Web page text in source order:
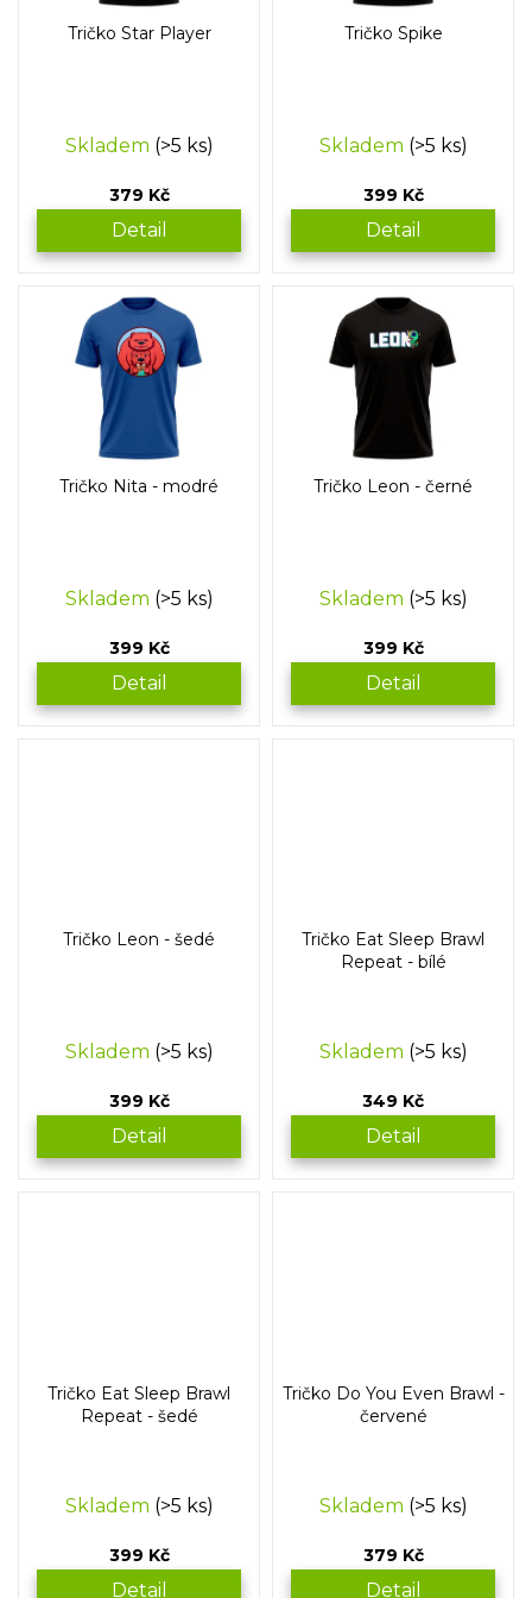
Tričko Star Player
Skladem (>5 ks)
379 Kč
Detail
Tričko Spike
Skladem (>5 ks)
399 Kč
Detail
Tričko Nita - modré
Skladem (>5 ks)
399 Kč
Detail
Tričko Leon - černé
Skladem (>5 ks)
399 Kč
Detail
Tričko Leon - šedé
Skladem (>5 ks)
399 Kč
Detail
Tričko Eat Sleep Brawl
Repeat - bílé
Skladem (>5 ks)
349 Kč
Detail
Tričko Eat Sleep Brawl
Repeat - šedé
Skladem (>5 ks)
399 Kč
Detail
Tričko Do You Even Brawl -
červené
Skladem (>5 ks)
379 Kč
Detail